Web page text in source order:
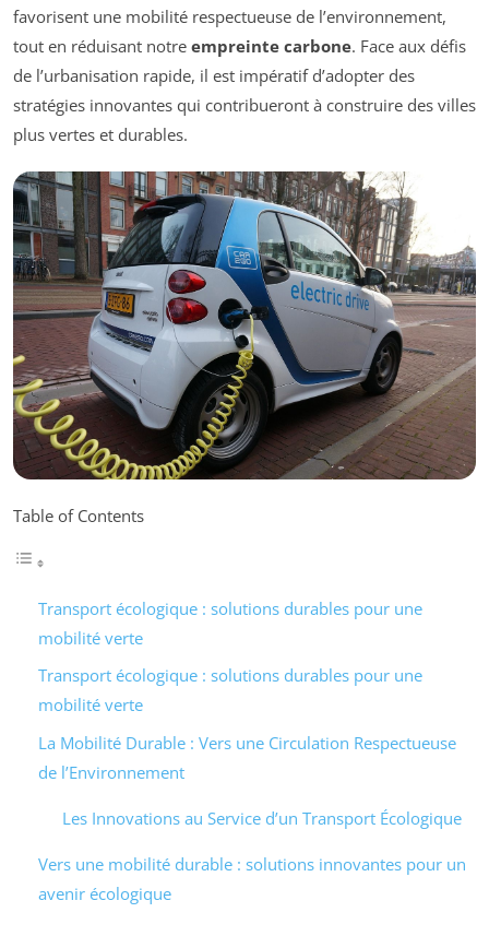
favorisent une mobilité respectueuse de l’environnement,
tout en réduisant notre empreinte carbone. Face aux défis
de l’urbanisation rapide, il est impératif d’adopter des
stratégies innovantes qui contribueront à construire des villes
plus vertes et durables.
Table of Contents
Transport écologique : solutions durables pour une
mobilité verte
Transport écologique : solutions durables pour une
mobilité verte
La Mobilité Durable : Vers une Circulation Respectueuse
de l’Environnement
Les Innovations au Service d’un Transport Écologique
Vers une mobilité durable : solutions innovantes pour un
avenir écologique